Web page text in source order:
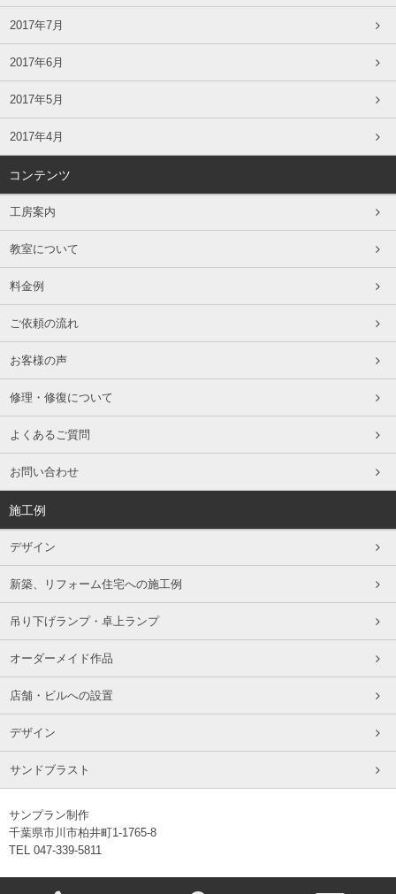
2017年7月
2017年6月
2017年5月
2017年4月
コンテンツ
工房案内
教室について
料金例
ご依頼の流れ
お客様の声
修理・修復について
よくあるご質問
お問い合わせ
施工例
デザイン
新築、リフォーム住宅への施工例
吊り下げランプ・卓上ランプ
オーダーメイド作品
店舗・ビルへの設置
デザイン
サンドブラスト
サンプラン制作
千葉県市川市柏井町1-1765-8
TEL 047-339-5811